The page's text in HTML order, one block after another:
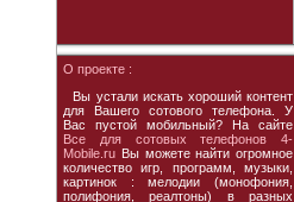
О проекте :
Вы устали искать хороший контент
для Вашего сотового телефона. У
Вас пустой мобильный? На сайте
Все для сотовых телефонов 4-
Mobile.ru Вы можете найти огромное
количество игр, программ, музыки,
картинок : мелодии (монофония,
полифония, реалтоны) в разных